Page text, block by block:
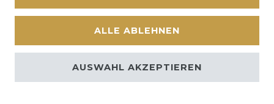
ALLE ABLEHNEN
AUSWAHL AKZEPTIEREN